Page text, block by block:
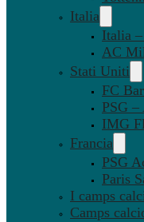
Italia
Italia
AC
Stati Uniti
FC
PSG –
IMG
Francia
PSG
Paris
I camps
Camps